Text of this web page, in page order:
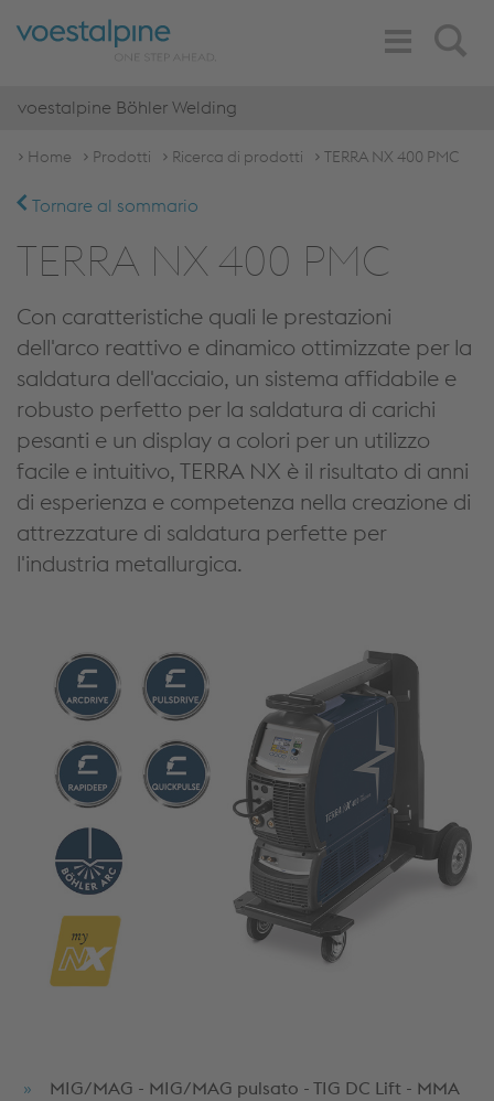
Search
Toggle
Navigation
voestalpine Böhler Welding
Home Prodotti Ricerca di prodotti TERRA NX 400 PMC
Tornare al sommario
TERRA NX 400 PMC
Con caratteristiche quali le prestazioni
dell'arco reattivo e dinamico ottimizzate per la
saldatura dell'acciaio, un sistema affidabile e
robusto perfetto per la saldatura di carichi
pesanti e un display a colori per un utilizzo
facile e intuitivo, TERRA NX è il risultato di anni
di esperienza e competenza nella creazione di
attrezzature di saldatura perfette per
l'industria metallurgica.
MIG/MAG - MIG/MAG pulsato - TIG DC Lift - MMA